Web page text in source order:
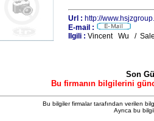
Url : http://
E-mail :
Ilgili : Vincent Wu /
Son
Bu firmanın bilgilerini
Bu bilgiler firmalar tarafından verilen
Ayrıca bu